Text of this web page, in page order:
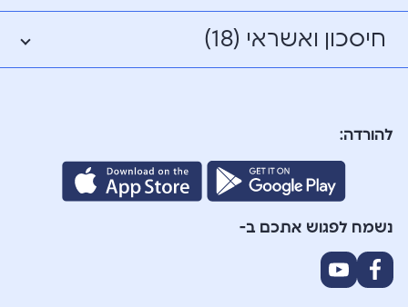
חיסכון ואשראי (18)
להורדה:
נשמח לפגוש אתכם ב-